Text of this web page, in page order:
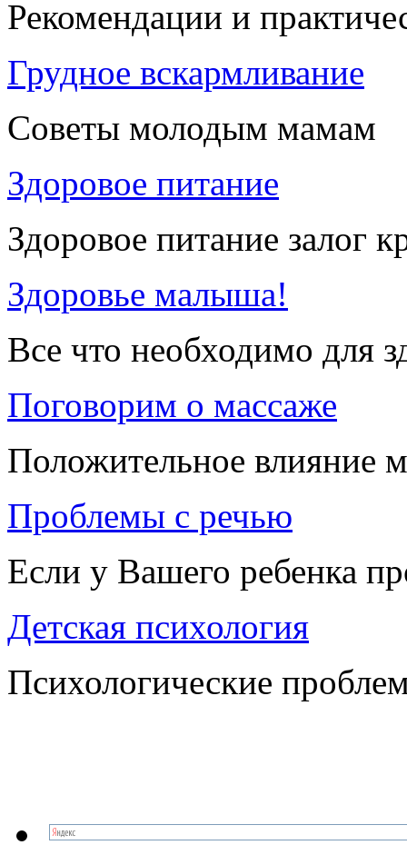
Рекомендации и
Грудное вскармливание
Советы молодым мамам
Здоровое питание
Здоровое питание залог
Здоровье малыша!
Все что необходимо для
Поговорим о массаже
Положительное влияние
Проблемы с речью
Если у Вашего ребенка
Детская психология
Психологические